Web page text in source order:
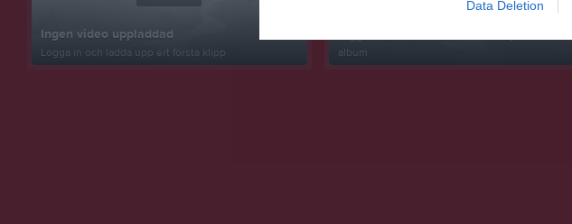
Data Deletion
Ingen video uppladdad
Logga in och ladda upp ert första klipp
album